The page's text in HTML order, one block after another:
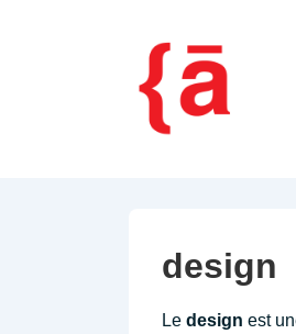
design
Le design est